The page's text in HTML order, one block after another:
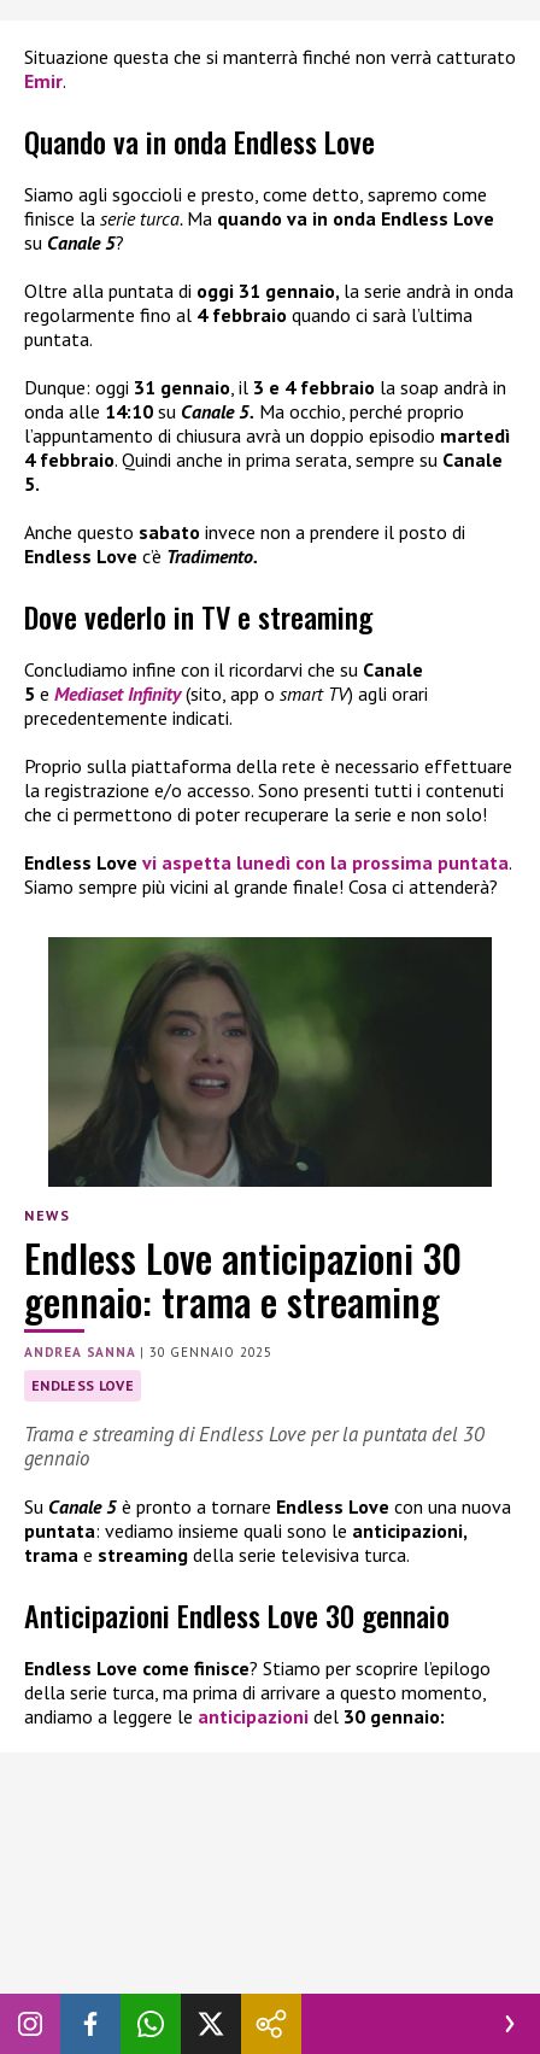
Situazione questa che si manterrà finché non verrà catturato
Emir.
Quando va in onda Endless Love
Siamo agli sgoccioli e presto, come detto, sapremo come
finisce la serie turca. Ma quando va in onda Endless Love
su Canale 5?
Oltre alla puntata di oggi 31 gennaio, la serie andrà in onda
regolarmente fino al 4 febbraio quando ci sarà l’ultima
puntata.
Dunque: oggi 31 gennaio, il 3 e 4 febbraio la soap andrà in
onda alle 14:10 su Canale 5. Ma occhio, perché proprio
l’appuntamento di chiusura avrà un doppio episodio martedì
4 febbraio. Quindi anche in prima serata, sempre su Canale
5.
Anche questo sabato invece non a prendere il posto di
Endless Love c’è Tradimento.
Dove vederlo in TV e streaming
Concludiamo infine con il ricordarvi che su Canale
5 e Mediaset Infinity(sito, app o smart TV) agli orari
precedentemente indicati.
Proprio sulla piattaforma della rete è necessario effettuare
la registrazione e/o accesso. Sono presenti tutti i contenuti
che ci permettono di poter recuperare la serie e non solo!
Endless Love vi aspetta lunedì con la prossima puntata.
Siamo sempre più vicini al grande finale! Cosa ci attenderà?
NEWS
Endless Love anticipazioni 30
gennaio: trama e streaming
ANDREA SANNA |30 GENNAIO 2025
ENDLESS LOVE
Trama e streaming di Endless Love per la puntata del 30
gennaio
Su Canale 5 è pronto a tornare Endless Love con una nuova
puntata: vediamo insieme quali sono le anticipazioni,
trama e streaming della serie televisiva turca.
Anticipazioni Endless Love 30 gennaio
Endless Love come finisce? Stiamo per scoprire l’epilogo
della serie turca, ma prima di arrivare a questo momento,
andiamo a leggere le anticipazioni del 30 gennaio: